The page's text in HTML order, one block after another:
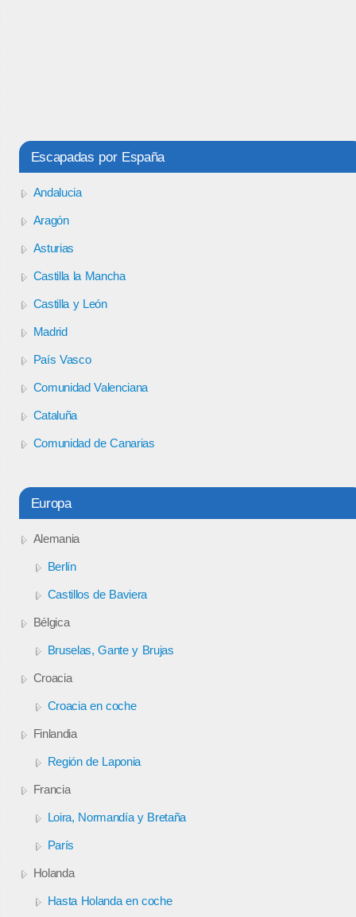
Escapadas por España
Andalucia
Aragón
Asturias
Castilla la Mancha
Castilla y León
Madrid
País Vasco
Comunidad Valenciana
Cataluña
Comunidad de Canarias
Europa
Alemania
Berlín
Castillos de Baviera
Bélgica
Bruselas, Gante y Brujas
Croacia
Croacia en coche
Finlandia
Región de Laponia
Francia
Loira, Normandía y Bretaña
París
Holanda
Hasta Holanda en coche